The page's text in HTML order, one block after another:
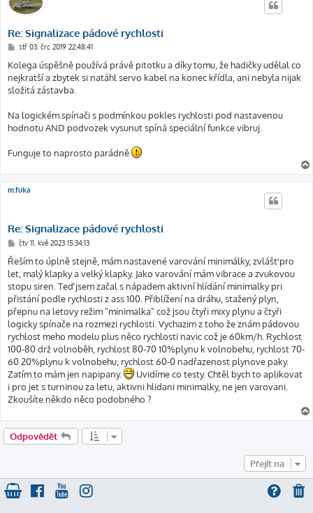
Re: Signalizace pádové rychlosti
P
í
s
p
ě
v
k
stř 03. črc 2019 22:48:41
Kolega úspěšně používá právě pitotku a díky tomu, že hadičky udělal co
nejkratší a zbytek si natáhl servo kabel na konec křídla, ani nebyla nijak
složitá zástavba.
Na logickém spínači s podmínkou pokles rychlosti pod nastavenou
hodnotu AND podvozek vysunut spíná speciální funkce vibruj.
Funguje to naprosto parádně
m.fuka
Re: Signalizace pádové rychlosti
P
í
s
p
ě
v
e
k
čtv 11. kvě 2023 15:34:13
Řeším to úplně stejně, mám nastavené varování minimálky, zvlášť pro
let, malý klapky a velký klapky. Jako varování mám vibrace a zvukovou
stopu siren. Teď jsem začal s nápadem aktivní hlídání minimalky pri
přistání podle rychlosti z ass 100. Přiblížení na dráhu, stažený plyn,
přepnu na letovy režim "minimalka" což jsou čtyři mixy plynu a čtyři
logicky spínače na rozmezi rychlosti. Vychazim z toho že znám pádovou
rychlost meho modelu plus něco rychlosti navic což je 60km/h. Rychlost
100-80 drž volnoběh, rychlost 80-70 10%plynu k volnobehu, rychlost 70-
60 20%plynu k volnobehu, rychlost 60-0 nadřazenost plynove paky.
Zatím to mám jen napipany.
Uvidíme co testy. Chtěl bych to aplikovat
i pro jet s turninou za letu, aktivni hlidani minimalky, ne jen varovani.
Zkoušíte někdo něco podobného ?
Odpovědět
Přejít na